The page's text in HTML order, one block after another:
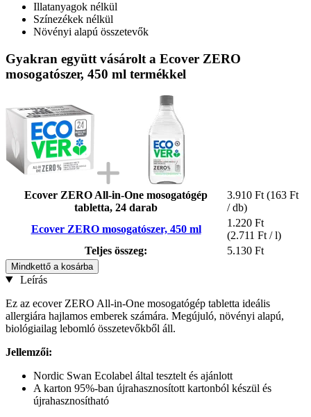
Illatanyagok nélkül
Színezékek nélkül
Növényi alapú összetevők
Gyakran együtt vásárolt a Ecover ZERO
mosogatószer, 450 ml termékkel
Ecover ZERO All-in-One mosogatógép
tabletta, 24 darab
3.910 Ft (163 Ft
/ db)
Ecover ZERO mosogatószer, 450 ml
1.220 Ft
(2.711 Ft / l)
Teljes összeg:
5.130 Ft
Mindkettő a kosárba
Leírás
Ez az ecover ZERO All-in-One mosogatógép tabletta ideális
allergiára hajlamos emberek számára. Megújuló, növényi alapú,
biológiailag lebomló összetevőkből áll.
Jellemzői:
Nordic Swan Ecolabel által tesztelt és ajánlott
A karton 95%-ban újrahasznosított kartonból készül és
újrahasznosítható